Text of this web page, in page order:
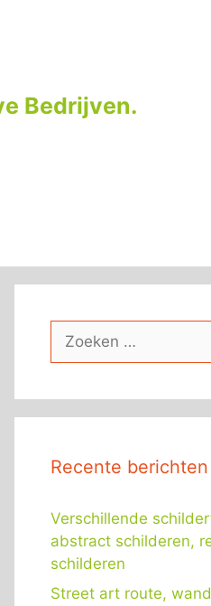
Bedrijven.
naar:
Recente berichten
Verschillende
abstract schilderen,
schilderen
Street art route,